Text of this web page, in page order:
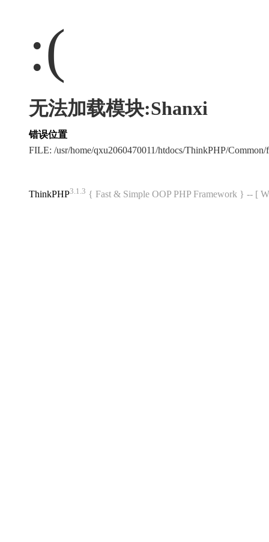
:(
无法加载模块:Shanxi
错误位置
FILE: /usr/home/qxu2060470011/htdocs/ThinkPHP/
ThinkPHP3.1.3 { Fast & Simple OOP PHP Framework } -- [